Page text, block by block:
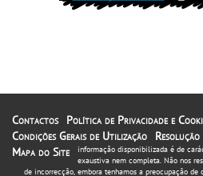
Contactos
Política de Privacidade e
Condições Gerais de Utilização
Mapa do Site
informação disponibilizada é de
exaustiva nem completa. Não nos
de incorrecção, embora tenhamos a preocupação